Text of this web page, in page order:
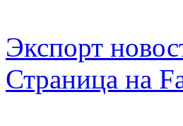
Экспорт
Страница на